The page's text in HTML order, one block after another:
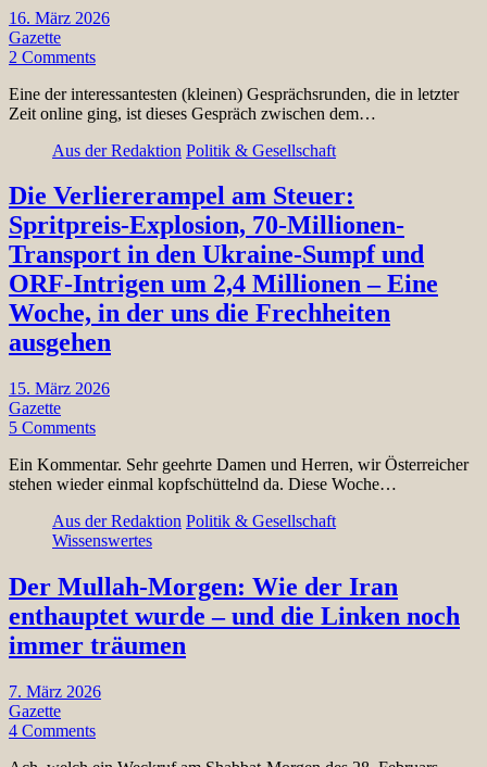
16. März 2026
Gazette
2 Comments
Eine der interessantesten (kleinen) Gesprächsrunden, die in letzter
Zeit online ging, ist dieses Gespräch zwischen dem…
Aus der Redaktion Politik & Gesellschaft
Die Verliererampel am Steuer:
Spritpreis-Explosion, 70-Millionen-
Transport in den Ukraine-Sumpf und
ORF-Intrigen um 2,4 Millionen – Eine
Woche, in der uns die Frechheiten
ausgehen
15. März 2026
Gazette
5 Comments
Ein Kommentar. Sehr geehrte Damen und Herren, wir Österreicher
stehen wieder einmal kopfschüttelnd da. Diese Woche…
Aus der Redaktion Politik & Gesellschaft
Wissenswertes
Der Mullah-Morgen: Wie der Iran
enthauptet wurde – und die Linken noch
immer träumen
7. März 2026
Gazette
4 Comments